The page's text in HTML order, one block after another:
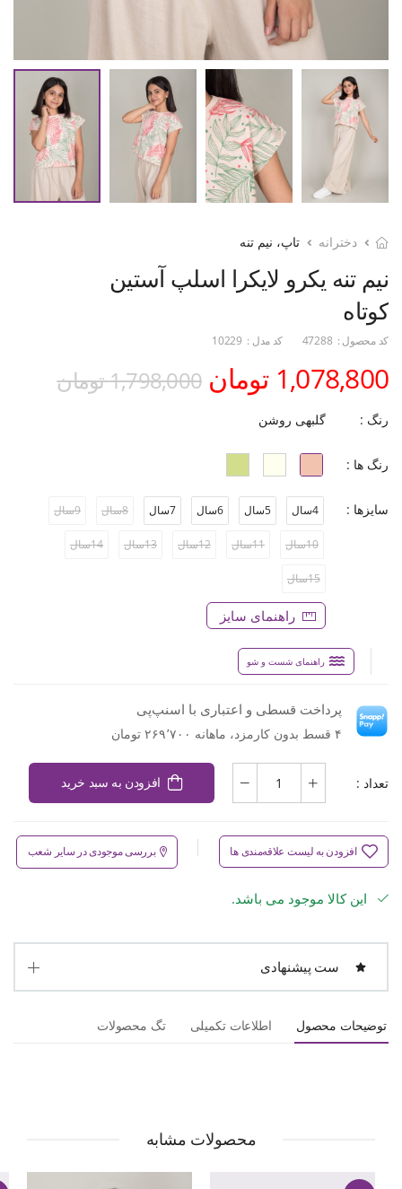
دخترانه تاپ، نیم تنه
نیم تنه یکرو لایکرا اسلپ آستین
کوتاه
کد محصول : 47288 کد مدل : 10229
1,078,800 تومان 1,798,000 تومان
رنگ : گلبهی روشن
رنگ ها :
سایزها : 4سال 5سال 6سال 7سال 8سال 9سال
10سال 11سال 12سال 13سال 14سال
15سال
راهنمای سایز
راهنمای شست و شو
پرداخت قسطی و اعتباری با اسنپ‌پی
۴ قسط بدون کارمزد، ماهانه ۲۶۹٬۷۰۰ تومان
تعداد : افزودن به سبد خرید
افزودن به لیست علاقه‌مندی ها بررسی موجودی در سایر شعب
این کالا موجود می باشد.
ست پیشنهادی
توضیحات محصول اطلاعات تکمیلی تگ محصولات
محصولات مشابه